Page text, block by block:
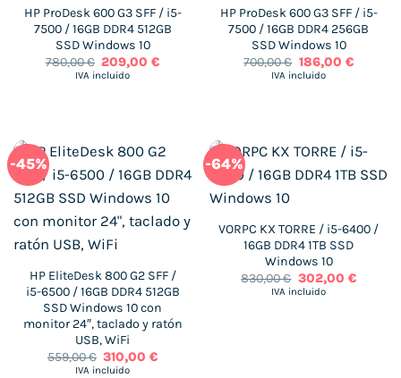
HP ProDesk 600 G3 SFF / i5-
7500 / 16GB DDR4 512GB
SSD Windows 10
780,00€ El
precio
209,00€El
IVA incluido
HP ProDesk 600 G3 SFF / i5-
7500 / 16GB DDR4 256GB
SSD Windows 10
700,00€ El
precio
186,00 €El
IVA incluido
-45%
HP EliteDesk 800 G2 SFF /
i5-6500 / 16GB DDR4 512GB
SSD Windows 10 con
monitor 24″, taclado y ratón
USB, WiFi
559,00€ El
precio
310,00€El
IVA incluido
-64%
VORPC KX TORRE / i5-6400 /
16GB DDR4 1TB SSD
Windows 10
830,00€ El
precio
302,00 €El
IVA incluido